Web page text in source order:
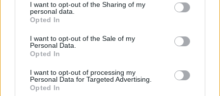
I want to opt-out of the Sharing of my
personal data.
Opted In
I want to opt-out of the Sale of my
Personal Data.
Opted In
I want to opt-out of processing my
Personal Data for Targeted Advertising.
Opted In
lemondta erdélyi koncertjét
Majka életveszélyes fenyegetést kapott, és emiatt
lemondta a sepsiszentgyörgyi SIC Fesztre tervezett
koncertjét. Majka ezt szerdán a Facebook-oldalán
jelentette be.